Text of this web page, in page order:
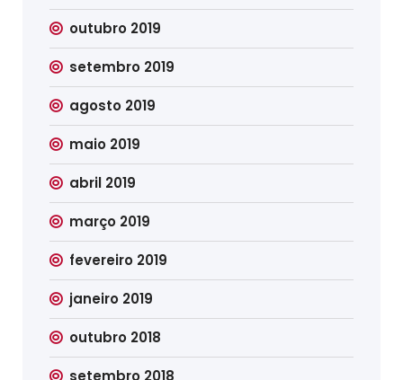
outubro 2019
setembro 2019
agosto 2019
maio 2019
abril 2019
março 2019
fevereiro 2019
janeiro 2019
outubro 2018
setembro 2018